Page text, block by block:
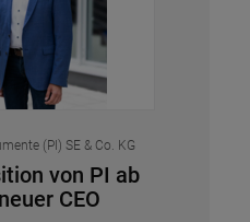
(PI) SE & Co. KG
von PI ab
CEO